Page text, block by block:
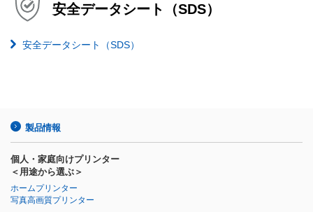
安全データシート（SDS）
安全データシート（SDS）
製品情報
個人・家庭向けプリンター
＜用途から選ぶ＞
ホームプリンター
写真高画質プリンター